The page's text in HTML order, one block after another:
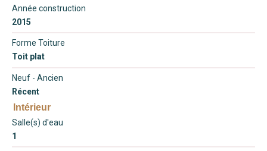
Année construction
2015
Forme Toiture
Toit plat
Neuf - Ancien
Récent
Intérieur
Salle(s) d'eau
1